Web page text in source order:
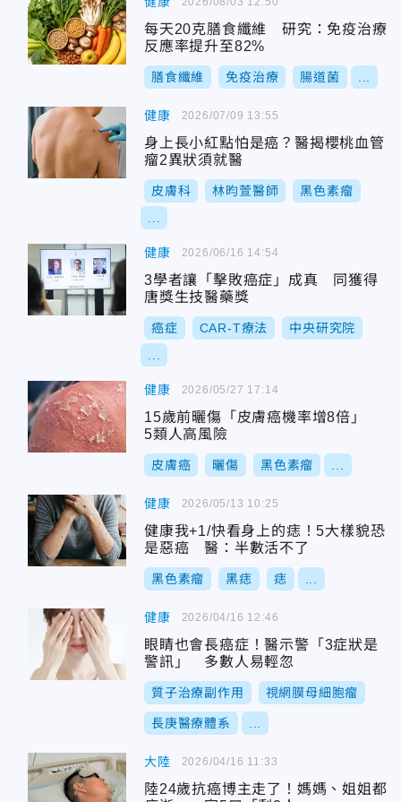
每天20克膳食纖維 研究：免疫治療
反應率提升至82%
膳食纖維 免疫治療 腸道菌
健康
身上長小紅點怕是癌？醫揭櫻桃血管
瘤2異狀須就醫
皮膚科 林昀萱醫師 黑色素瘤
2026/07/09 13:55
健康
3學者讓「擊敗癌症」成真 同獲得
唐獎生技醫藥獎
癌症 CAR-T療法 中央研究院
2026/06/16 14:54
健康
15歲前曬傷「皮膚癌機率增8倍」
5類人高風險
皮膚癌 曬傷 黑色素瘤
2026/05/27 17:14
健康
健康我+1/快看身上的痣！5大樣貌恐
是惡癌 醫：半數活不了
黑色素瘤 黑痣 痣
2026/05/13 10:25
健康
眼睛也會長癌症！醫示警「3症狀是
警訊」 多數人易輕忽
質子治療副作用 視網膜母細胞瘤
長庚醫療體系
2026/04/16 12:46
大陸
陸24歲抗癌博主走了！媽媽、姐姐都
2026/04/16 11:33